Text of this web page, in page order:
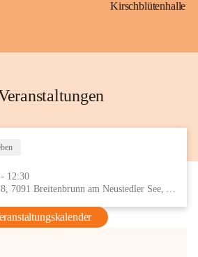
Kirschblütenhalle
12:30
Eisenstädter Straße 18, 7091 Breitenbrunn am Neusiedler See, AUT